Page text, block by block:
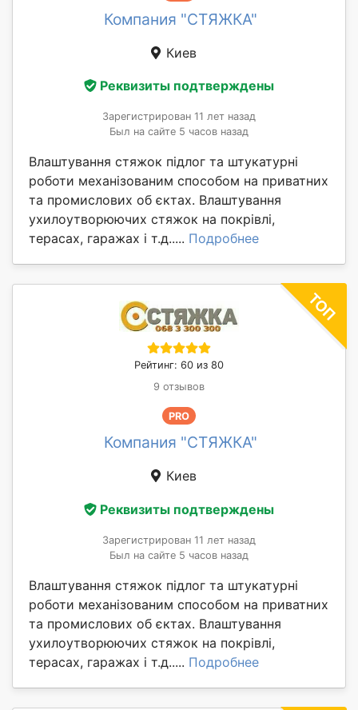
Компания "СТЯЖКА"
Киев
Реквизиты подтверждены
Зарегистрирован 11 лет назад
Был на сайте 5 часов назад
Влаштування стяжок підлог та штукатурні
роботи механізованим способом на приватних
та промислових об єктах. Влаштування
ухилоутворюючих стяжок на покрівлі,
терасах, гаражах і т.д..... Подробнее
Рейтинг: 60 из 80
9 отзывов
PRO
Компания "СТЯЖКА"
Киев
Реквизиты подтверждены
Зарегистрирован 11 лет назад
Был на сайте 5 часов назад
Влаштування стяжок підлог та штукатурні
роботи механізованим способом на приватних
та промислових об єктах. Влаштування
ухилоутворюючих стяжок на покрівлі,
терасах, гаражах і т.д..... Подробнее